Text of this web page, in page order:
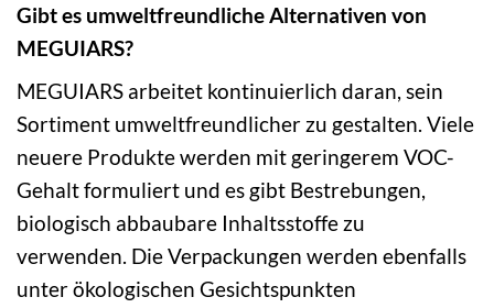
Gibt es umweltfreundliche Alternativen von
MEGUIARS?
MEGUIARS arbeitet kontinuierlich daran, sein
Sortiment umweltfreundlicher zu gestalten. Viele
neuere Produkte werden mit geringerem VOC-
Gehalt formuliert und es gibt Bestrebungen,
biologisch abbaubare Inhaltsstoffe zu
verwenden. Die Verpackungen werden ebenfalls
unter ökologischen Gesichtspunkten